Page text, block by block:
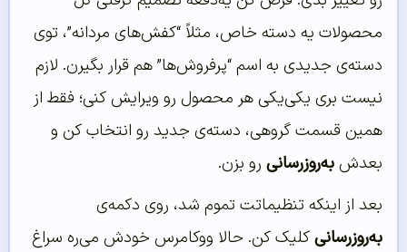
محصولات یه دسته خاص، مثلاً “کفش‌های مردانه”، توی
دسته‌ی جدیدی به اسم “پرفروش‌ها” هم قرار بگیرن. لازم
نیست بری یکی‌یکی هر محصول رو ویرایش کنی؛ فقط از
همین قسمت گروهی، دسته‌ی جدید رو انتخاب کن و
بعدشبه‌روزرسانی رو بزن.
بعد از اینکه تنظیماتت تموم شد، روی دکمه‌ی
به‌روزرسانیکلیک کن. حالا ووکامرس خودش می‌ره سراغ